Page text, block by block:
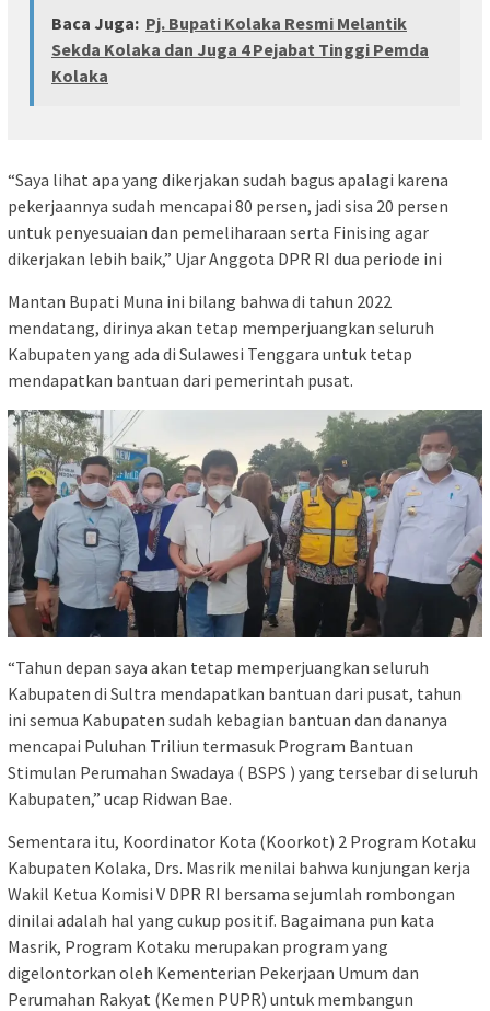
Baca Juga: Pj. Bupati Kolaka Resmi Melantik
Sekda Kolaka dan Juga 4 Pejabat Tinggi Pemda
Kolaka
“Saya lihat apa yang dikerjakan sudah bagus apalagi karena
pekerjaannya sudah mencapai 80 persen, jadi sisa 20 persen
untuk penyesuaian dan pemeliharaan serta Finising agar
dikerjakan lebih baik,” Ujar Anggota DPR RI dua periode ini
Mantan Bupati Muna ini bilang bahwa di tahun 2022
mendatang, dirinya akan tetap memperjuangkan seluruh
Kabupaten yang ada di Sulawesi Tenggara untuk tetap
mendapatkan bantuan dari pemerintah pusat.
“Tahun depan saya akan tetap memperjuangkan seluruh
Kabupaten di Sultra mendapatkan bantuan dari pusat, tahun
ini semua Kabupaten sudah kebagian bantuan dan dananya
mencapai Puluhan Triliun termasuk Program Bantuan
Stimulan Perumahan Swadaya ( BSPS ) yang tersebar di seluruh
Kabupaten,” ucap Ridwan Bae.
Sementara itu, Koordinator Kota (Koorkot) 2 Program Kotaku
Kabupaten Kolaka, Drs. Masrik menilai bahwa kunjungan kerja
Wakil Ketua Komisi V DPR RI bersama sejumlah rombongan
dinilai adalah hal yang cukup positif. Bagaimana pun kata
Masrik, Program Kotaku merupakan program yang
digelontorkan oleh Kementerian Pekerjaan Umum dan
Perumahan Rakyat (Kemen PUPR) untuk membangun